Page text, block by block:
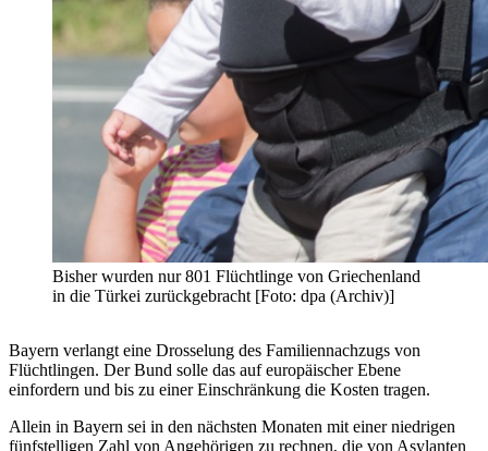
Bisher wurden nur 801 Flüchtlinge von Griechenland
in die Türkei zurückgebracht [Foto: dpa (Archiv)]
Bayern verlangt eine Drosselung des Familiennachzugs von
Flüchtlingen. Der Bund solle das auf europäischer Ebene
einfordern und bis zu einer Einschränkung die Kosten tragen.
Allein in Bayern sei in den nächsten Monaten mit einer niedrigen
fünfstelligen Zahl von Angehörigen zu rechnen, die von Asylanten